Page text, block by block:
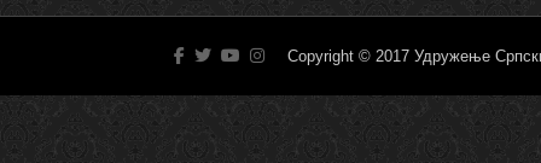
Copyright © 2017 Удружење